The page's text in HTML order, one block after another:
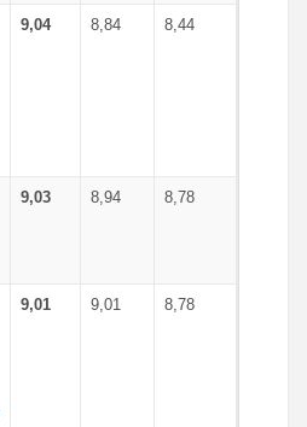
9,04 8,84 8,44
9,03 8,94 8,78
9,01 9,01 8,78